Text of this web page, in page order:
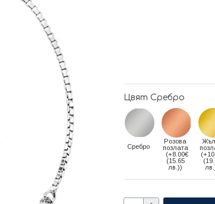
Цвят Сребро
Сребро
Розова
позлата
(+8.00€
(15.65
лв.))